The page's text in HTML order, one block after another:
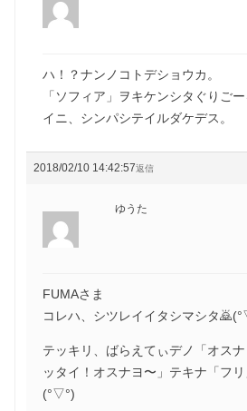
ハ！？ナンノコトデショウカ。
「ソフィア」ヲキケンシタぐりご
イニ、シンパシテイルダケデス。
2018/02/10 14:42:57返信
ゆうた
FUMAさま
コレハ、シツレイイタシマシタ
テッキリ、ばらえてぃデノ「オス
ッタイ！オスナヨ〜」テキナ「フ
(°▽°)